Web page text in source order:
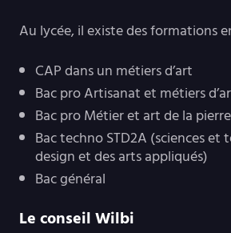
Au lycée, il existe des formations
CAP dans un métiers d’art
Bac pro Artisanat et métiers
Bac pro Métier et art de la pierre
Bac techno STD2A (sciences et
design et des arts appliqués)
Bac général
Le conseil Wilbi